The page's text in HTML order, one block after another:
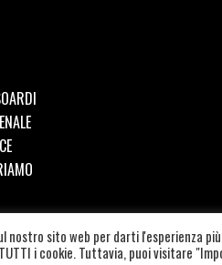
STUDIO LEGALE | C.F. e P.IVA:
nostro sito web per darti l'esperienza
i cookie. Tuttavia, puoi visitare